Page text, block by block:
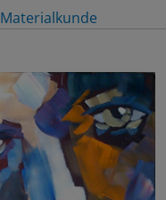
Materialkunde